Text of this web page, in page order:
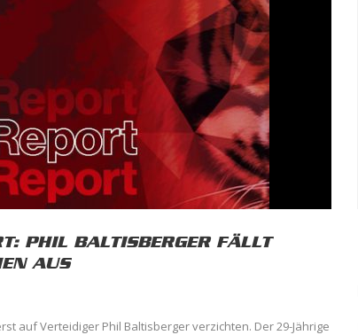
PHIL BALTISBERGER FÄLLT
AUS
auf Verteidiger Phil Baltisberger verzichten. Der 29-Jährige